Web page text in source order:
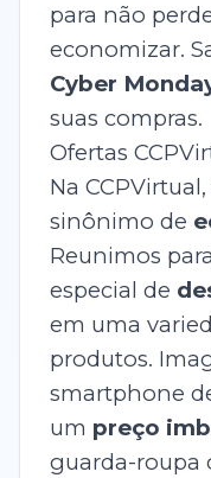
para não
economizar.
Cyber
suas compras.
Ofertas
Na
sinônimo de
Reunimos
especial de
em uma
produtos.
smartphone
um preço
guarda-roupa